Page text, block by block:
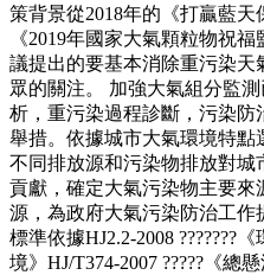
策背景從2018年的《打贏藍天
《2019年國家大氣顆粒物祝
議提出的要基本消除重污染天
眾的關注。 加強大氣組分監
析，重污染過程診斷，污染
舉措。依據城市大氣環境特
不同排放源和污染物排放對
貢獻，確定大氣污染物主要
源，為政府大氣污染防治工作
標準依據HJ2.2-2008 ???????
境》HJ/T374-2007 ?????《總